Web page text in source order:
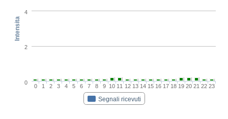
Intensita
Segnali ricevuti
0 1 2 3 4 5 6 7 8 9 10 11 12 13 14 15 16 17 18 19 20 21 22 23
0
2
4